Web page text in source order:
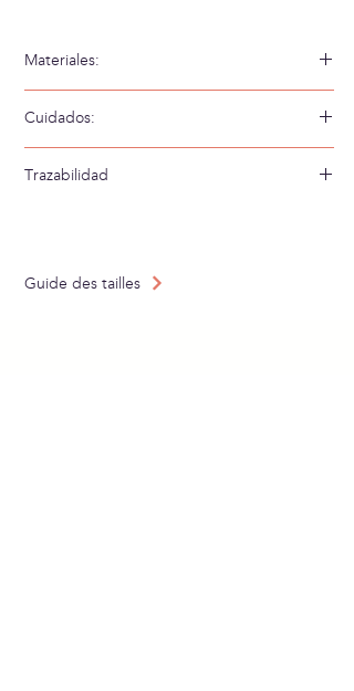
Materiales:
Cuidados:
Trazabilidad
Guide des tailles